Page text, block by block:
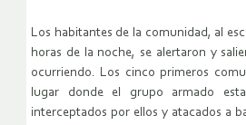
Los habitantes de la comunidad, al
horas de la noche, se alertaron y
ocurriendo. Los cinco primeros
lugar donde el grupo armado
interceptados por ellos y atacados a